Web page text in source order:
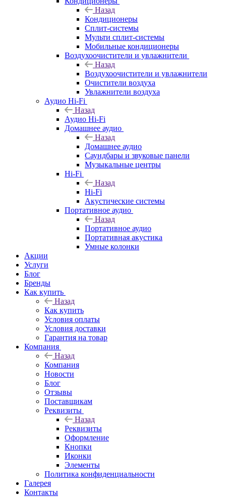
Назад
Кондиционеры
Сплит-системы
Мульти сплит-системы
Мобильные кондиционеры
Воздухоочистители и увлажнители
Назад
Воздухоочистители и увлажнители
Очистители воздуха
Увлажнители воздуха
Аудио Hi-Fi
Назад
Аудио Hi-Fi
Домашнее аудио
Назад
Домашнее аудио
Саундбары и звуковые панели
Музыкальные центры
Hi-Fi
Назад
Hi-Fi
Акустические системы
Портативное аудио
Назад
Портативное аудио
Портативная акустика
Умные колонки
Акции
Услуги
Блог
Бренды
Как купить
Назад
Как купить
Условия оплаты
Условия доставки
Гарантия на товар
Компания
Назад
Компания
Новости
Блог
Отзывы
Поставщикам
Реквизиты
Назад
Реквизиты
Оформление
Кнопки
Иконки
Элементы
Политика конфиденциальности
Галерея
Контакты